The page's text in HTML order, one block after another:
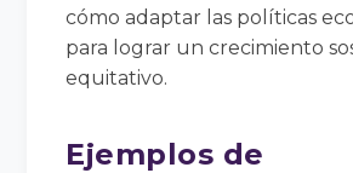
cómo adaptar las políticas
para lograr un crecimiento
equitativo.
Ejemplos de